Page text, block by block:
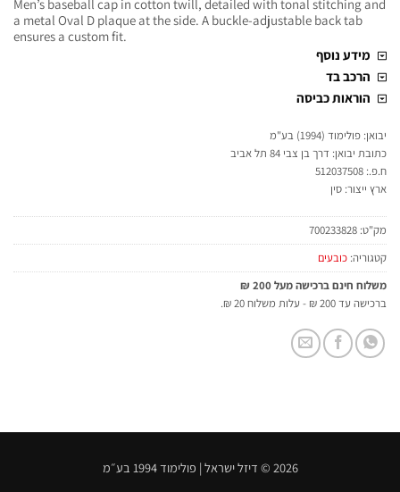
Men’s baseball cap in cotton twill, detailed with tonal stitching and
a metal Oval D plaque at the side. A buckle-adjustable back tab
ensures a custom fit.
מידע נוסף
הרכב בד
הוראות כביסה
יבואן: פולימוד (1994) בע"מ
כתובת יבואן: דרך בן צבי 84 תל אביב
ח.פ.: 512037508
ארץ ייצור: סין
מק"ט: 700233828
קטגוריה: כובעים
משלוח חינם ברכישה מעל 200 ₪
ברכישה עד 200 ₪ - עלות משלוח 20 ₪.
2026 © דיזל ישראל | פולימוד 1994 בע״מ